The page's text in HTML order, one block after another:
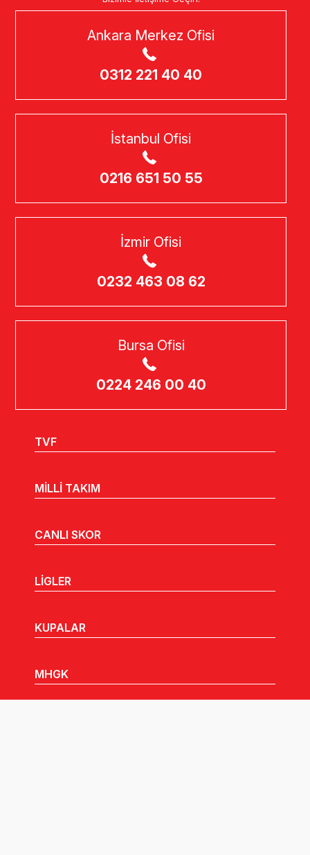
Ankara Merkez Ofisi
0312 221 40 40
İstanbul Ofisi
0216 651 50 55
İzmir Ofisi
0232 463 08 62
Bursa Ofisi
0224 246 00 40
TVF
MİLLİ TAKIM
CANLI SKOR
LİGLER
KUPALAR
MHGK